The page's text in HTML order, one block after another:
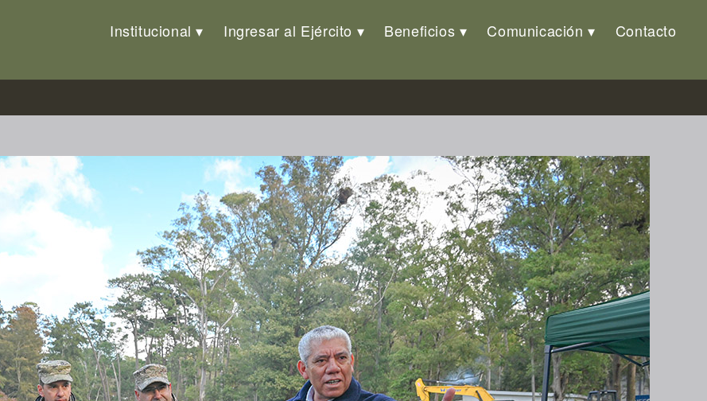
Institucional Ingresar al Ejército Beneficios Comunicación Contacto
Nacional de la Cámara de Senadores a la Brigada de